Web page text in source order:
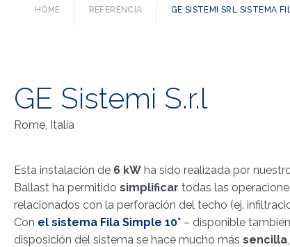
HOME REFERENCIA GE SISTEMI SRL SISTEMA
GE Sistemi S.r.l
Rome, Italia
Esta instalación de 6 kW ha sido realizada por
Ballast ha permitido simplificar todas las
relacionados con la perforación del techo (ej.
Con el sistema Fila Simple 10° – disponible también
disposición del sistema se hace mucho más sencilla